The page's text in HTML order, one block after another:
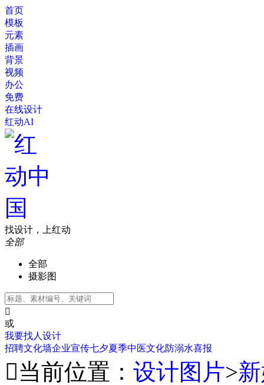
首页
模板
元素
插画
背景
视频
办公
免费
在线设计
红动AI
找设计，上红动
全部
全部
摄影图

或
我要找人设计
招聘文化墙企业宣传七夕夏季中医文化防溺水喜报
当前位置： 设计图片>